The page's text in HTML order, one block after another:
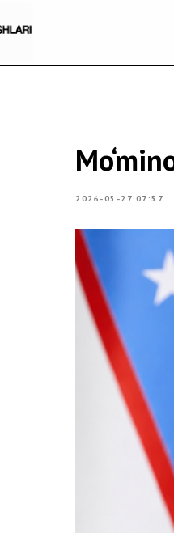
2026-05-27 07:57